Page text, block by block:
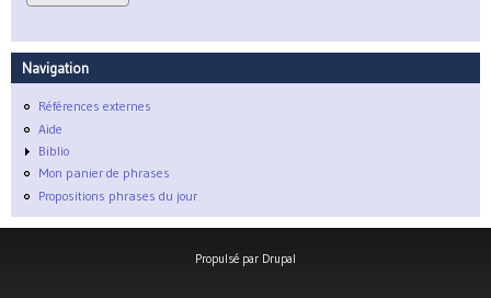
Navigation
Références externes
Aide
Biblio
Mon panier de phrases
Propositions phrases du jour
Propulsé par Drupal